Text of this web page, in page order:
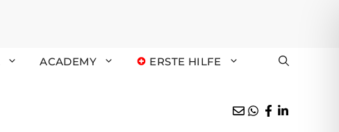
ACADEMY ERSTE HILFE